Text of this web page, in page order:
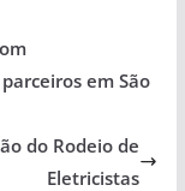
em São
do Rodeio de
Eletricistas